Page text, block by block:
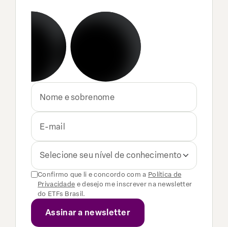
Selecione seu nível de conhecimento
Confirmo que li e concordo com a Política de
Privacidade e desejo me inscrever na newsletter
do ETFs Brasil.